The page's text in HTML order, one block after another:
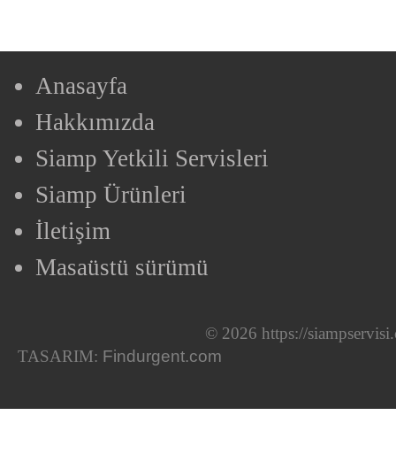
Anasayfa
Hakkımızda
Siamp Yetkili Servisleri
Siamp Ürünleri
İletişim
Masaüstü sürümü
© 2026 https://
TASARIM: Findurgent.com